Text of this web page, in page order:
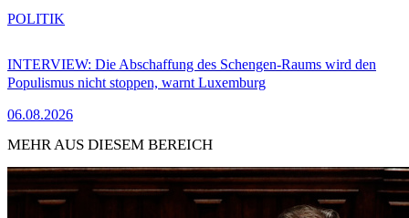
INTERVIEW: Die Abschaffung des Schengen-Raums wird den
Populismus nicht stoppen, warnt Luxemburg
06.08.2026
POLITIK
MEHR AUS DIESEM BEREICH